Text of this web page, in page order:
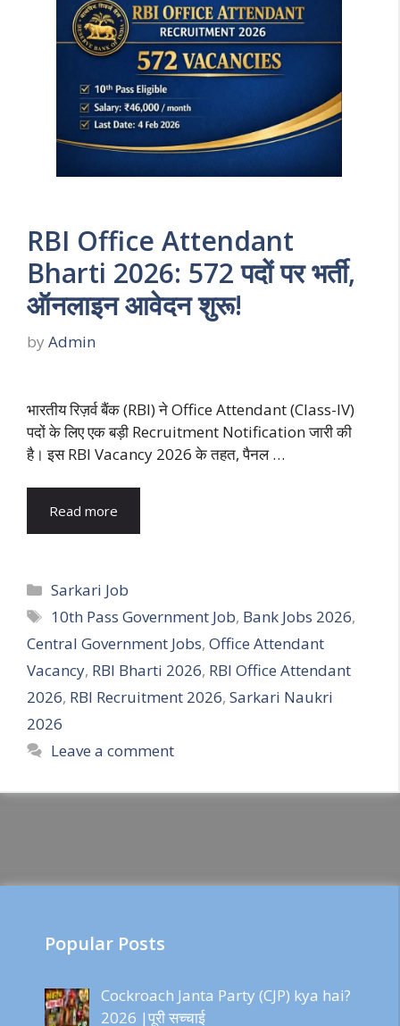
RBI Office Attendant
Bharti 2026: 572 पदों पर भर्ती,
ऑनलाइन आवेदन शुरू!
by Admin
भारतीय रिज़र्व बैंक (RBI) ने Office Attendant (Class-IV)
पदों के लिए एक बड़ी Recruitment Notification जारी की
है। इस RBI Vacancy 2026 के तहत, पैनल …
Read more
Categories
Sarkari Job
Tags
10th Pass Government Job, Bank Jobs 2026,
Central Government Jobs, Office Attendant
Vacancy, RBI Bharti 2026, RBI Office Attendant
2026, RBI Recruitment 2026, Sarkari Naukri
2026
Leave a comment
Popular Posts
Cockroach Janta Party (CJP) kya hai?
2026 |पूरी सच्चाई